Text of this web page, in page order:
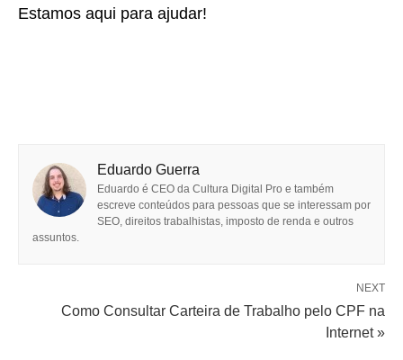
Estamos aqui para ajudar!
Eduardo Guerra
Eduardo é CEO da Cultura Digital Pro e também
escreve conteúdos para pessoas que se interessam por
SEO, direitos trabalhistas, imposto de renda e outros
assuntos.
NEXT
Como Consultar Carteira de Trabalho pelo CPF na
Internet »